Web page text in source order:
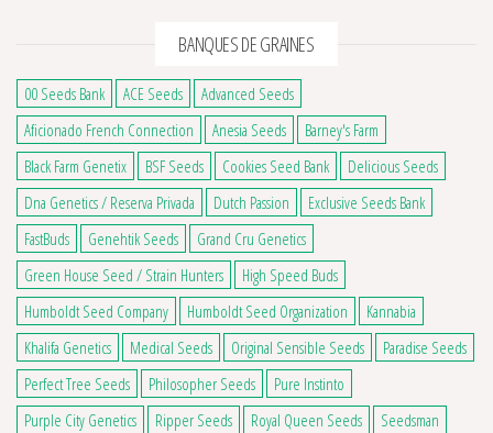
BANQUES DE GRAINES
00 Seeds Bank ACE Seeds
Advanced Seeds
Aficionado French Connection
Anesia Seeds
Barney's Farm
Black Farm Genetix
BSF Seeds Cookies Seed Bank
Delicious Seeds
Dna Genetics / Reserva Privada
Dutch Passion
Exclusive Seeds Bank
FastBuds
Genehtik Seeds
Grand Cru Genetics
Green House Seed / Strain Hunters
High Speed Buds
Humboldt Seed Company
Humboldt Seed Organization
Kannabia
Khalifa Genetics
Medical Seeds Original Sensible Seeds
Paradise Seeds
Perfect Tree Seeds
Philosopher Seeds
Pure Instinto
Purple City Genetics
Ripper Seeds Royal Queen Seeds
Seedsman